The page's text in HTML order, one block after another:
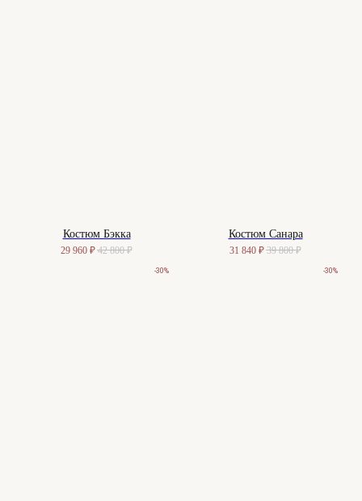
Костюм Бэкка
29 960 ₽ 42 800 ₽
Костюм Санара
31 840 ₽ 39 800 ₽
-30% -30%